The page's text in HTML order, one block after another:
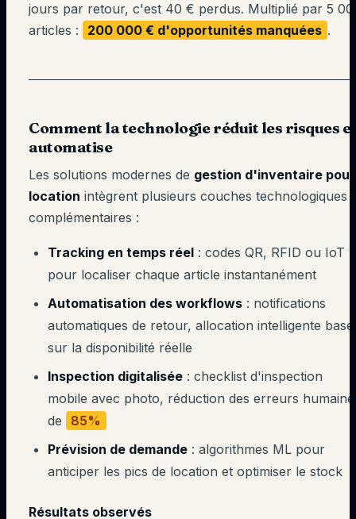
jours par retour, c'est 40 € perdus. Multiplié par 5
articles :
200 000 € d'opportunités manquées .
Comment la technologie réduit les risques
automatise
Les solutions modernes de gestion d'inventaire pour
location intègrent plusieurs couches technologiques
complémentaires :
Tracking en temps réel : codes QR, RFID ou IoT
pour localiser chaque article instantanément
Automatisation des workflows : notifications
automatiques de retour, allocation intelligente
sur la disponibilité réelle
Inspection digitalisée : checklist d'inspection
mobile avec photo, réduction des erreurs
de
85%
Prévision de demande : algorithmes ML pour
anticiper les pics de location et optimiser le stock
Résultats observés